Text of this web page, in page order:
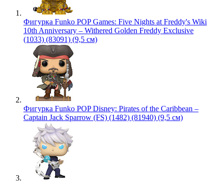
Фигурка Funko POP Games: Five Nights at Freddy's Wiki
10th Anniversary – Withered Golden Freddy Exclusive
(1033) (83091) (9,5 см)
Фигурка Funko POP Disney: Pirates of the Caribbean –
Captain Jack Sparrow (FS) (1482) (81940) (9,5 см)